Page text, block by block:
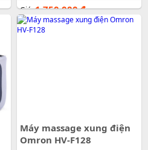
Giá:1.750.000đ
Máy massage xung điện
Omron HV-F128